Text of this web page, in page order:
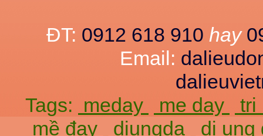
ĐT: 0912 618 910 hay
Email:
Tags: meday me day
tri
mề đay
diungda
di